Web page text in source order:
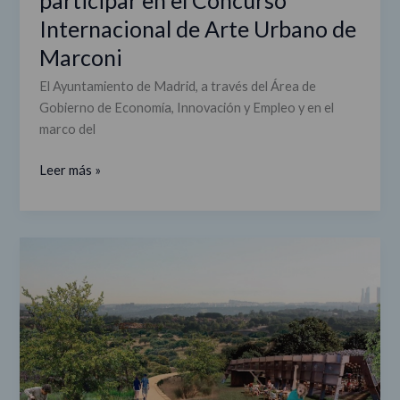
Internacional de Arte Urbano de
Marconi
El Ayuntamiento de Madrid, a través del Área de
Gobierno de Economía, Innovación y Empleo y en el
marco del
Leer más »
Madrid
como
antesala
de
la
Sierra